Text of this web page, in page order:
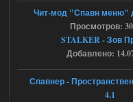
STCoP WP 3.4
andreyforest1993
вот ещё этот же
вашего сайта,
mods.su/news/
_trejler_2022/2022-11-30-
Чит-мод "Спавн меню"
Просмотров:
STALKER - Зов
Добавлено:
Спавнер -
4.1